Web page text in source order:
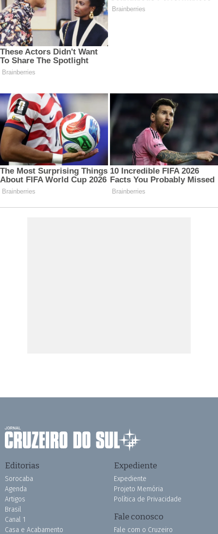
Editorias
Sorocaba
Agenda
Artigos
Brasil
Canal 1
Casa e Acabamento
Expediente
Expediente
Projeto Memória
Política de Privacidade
Fale conosco
Fale com o Cruzeiro